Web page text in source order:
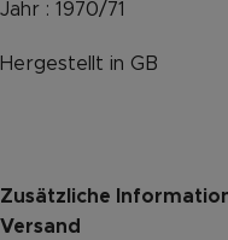
Jahr : 1970/71
Hergestellt in GB
Zusätzliche
Versand